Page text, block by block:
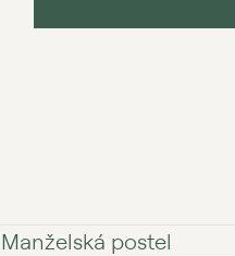
Manželská postel